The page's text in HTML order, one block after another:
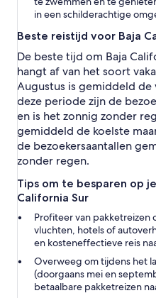
in een schilderachtige
Beste reistijd voor Baja
De beste tijd om Baja
hangt af van het soort
Augustus is gemiddeld de
deze periode zijn de
en is het zonnig zonder
gemiddeld de koelste
de bezoekersaantallen
zonder regen.
Tips om te besparen op
California Sur
Profiteer van pakketreizen
vluchten, hotels of
en kosteneffectieve reis
Overweeg om tijdens het
(doorgaans mei en
betaalbare pakketreizen